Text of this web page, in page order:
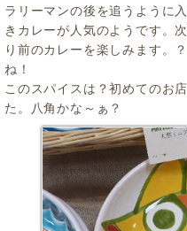
ラリーマンの後を追うように
きカレーが人気のようです。
り前のカレーを楽しみます。
ね！
このスパイスは？初めてのお
た。八角かな～ぁ？